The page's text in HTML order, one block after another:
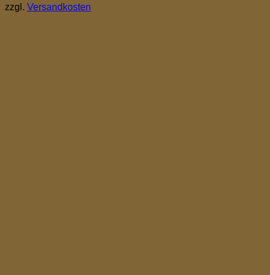
zzgl. Versandkosten